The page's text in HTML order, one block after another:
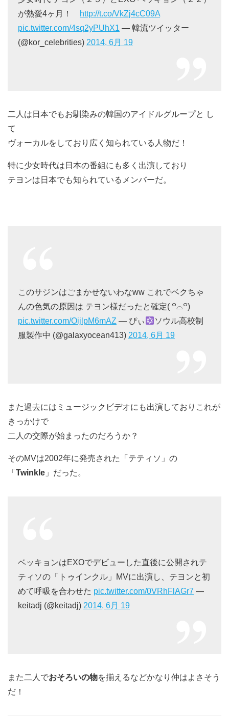
が熱愛4ヶ月！
http://t.co/VkZj4cC09A
pic.twitter.com/4sq2yPUhX1 — 韓流ツイッター
(@kor_celebrities) 2014, 6月 19
二人は日本でもお馴染みの韓国のアイドルグループと し
て
ヴォーカルをしており広く知られている人物だ！
特に少女時代は日本の番組にも多く出演しており
テヨンは日本でも知られているメンバーだ。
このサジンはごまかせないわなww これでベクちゃ
んの色気の原因は テヨン様だったと確定( ꒪⌓꒪)
pic.twitter.com/OijlpM6mAZ — ぴぃ
ソウル高校制
服製作中 (@galaxyocean413) 2014, 6月 19
また過去にはミュージックビデオにも出演しておりこれが
きっかけで
二人の交際が始まったのだろうか？
そのMVは2002年に発売された「テティソ」の
「 Twinkle 」だった。
ベッキョンはEXOでデビューした直後に公開されテ
ティソの「トゥインクル」MVに出演し、テヨンと初
めて呼吸を合わせた pic.twitter.com/0VRhFlAGr7 —
keitadj (@keitadj) 2014, 6月 19
また二人でおそろいの物を揃えるなどかなり仲はよさそう
だ！